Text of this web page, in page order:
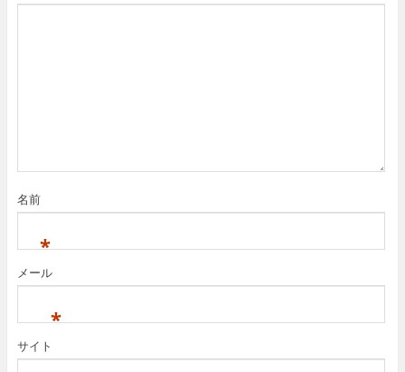
名前
*
メール
*
サイト